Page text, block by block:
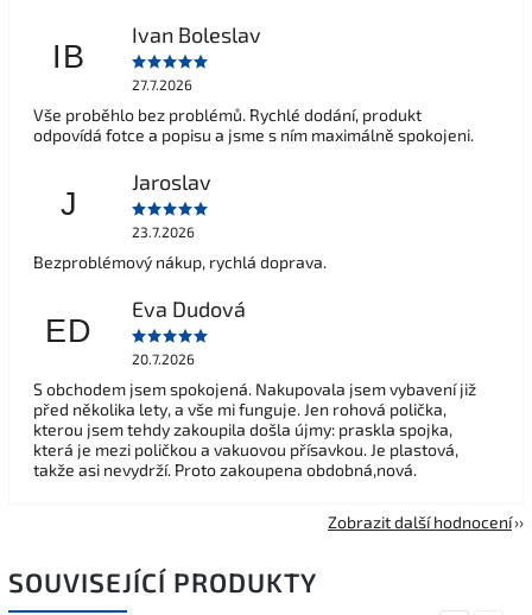
IB
Ivan Boleslav
27.7.2026
Vše proběhlo bez problémů. Rychlé dodání, produkt
odpovídá fotce a popisu a jsme s ním maximálně spokojeni.
J
Jaroslav
23.7.2026
Bezproblémový nákup, rychlá doprava.
ED
Eva Dudová
20.7.2026
S obchodem jsem spokojená. Nakupovala jsem vybavení již
před několika lety, a vše mi funguje. Jen rohová polička,
kterou jsem tehdy zakoupila došla újmy: praskla spojka,
která je mezi poličkou a vakuovou přísavkou. Je plastová,
takže asi nevydrží. Proto zakoupena obdobná,nová.
Zobrazit další hodnocení
SOUVISEJÍCÍ PRODUKTY